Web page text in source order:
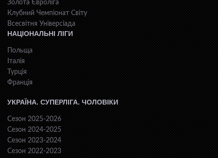
Золота Євроліга
Клубний Чемпіонат Світу
Всесвiтня Унiверсiaда
НАЦІОНАЛЬНІ ЛІГИ
Польща
Італія
Турція
Франція
УКРАЇНА. СУПЕРЛІГА. ЧОЛОВІКИ
Сезон 2025-2026
Сезон 2024-2025
Сезон 2023-2024
Сезон 2022-2023